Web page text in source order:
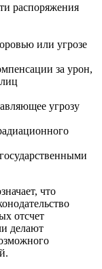
распоряжения
или угрозе
за урон,
угрозу
что
отсчет
делают